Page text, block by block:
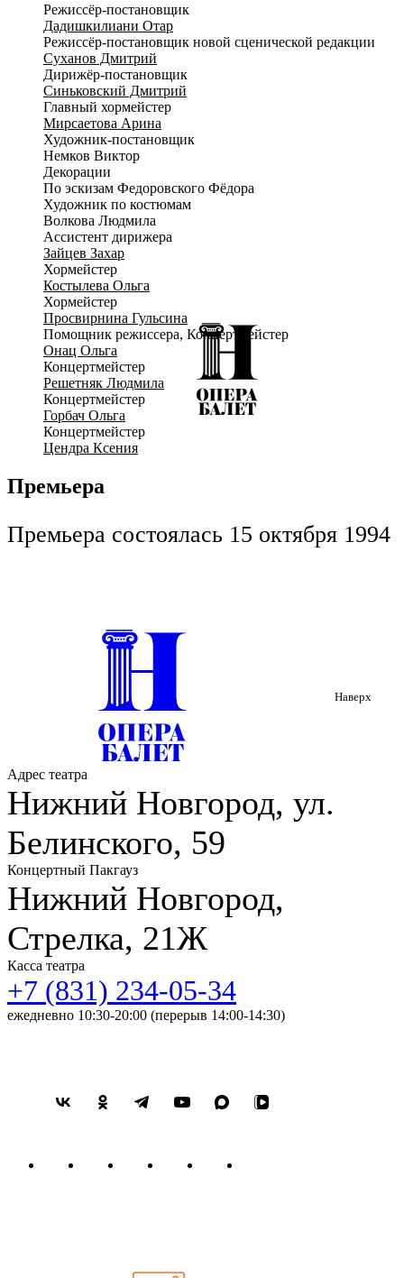
тончайших движений души Мусоргский в «Борисе Годунове»
не уступает Толстому и Достоевскому, а по умению воссоздать
монументальные образы истории он равен Сурикову.
Произведения, с такой сокрушительной силой раскрывающие
трагедию личности и народа, крайне редко встречаются в
мировом оперном искусстве.
Режиссёр-постановщик
Дадишкилиани Отар
Режиссёр-постановщик новой сценической редакции
Суханов Дмитрий
Дирижёр-постановщик
Синьковский Дмитрий
Главный хормейстер
Мирсаетова Арина
Художник-постановщик
Немков Виктор
Декорации
По эскизам Федоровского Фёдора
Художник по костюмам
Волкова Людмила
Ассистент дирижера
Зайцев Захар
Хормейстер
Костылева Ольга
Хормейстер
Просвирнина Гульсина
Помощник режиссера, Концертмейстер
Онац Ольга
Концертмейстер
Решетняк Людмила
Концертмейстер
Горбач Ольга
Концертмейстер
Цендра Ксения
Премьера
Премьера состоялась 15 октября 1994
Наверх
Адрес театра
Нижний Новгород, ул.
Белинского, 59
Концертный Пакгауз
Нижний Новгород,
Стрелка, 21Ж
Касса театра
+7 (831) 234-05-34
ежедневно 10:30-20:00 (перерыв 14:00-14:30)